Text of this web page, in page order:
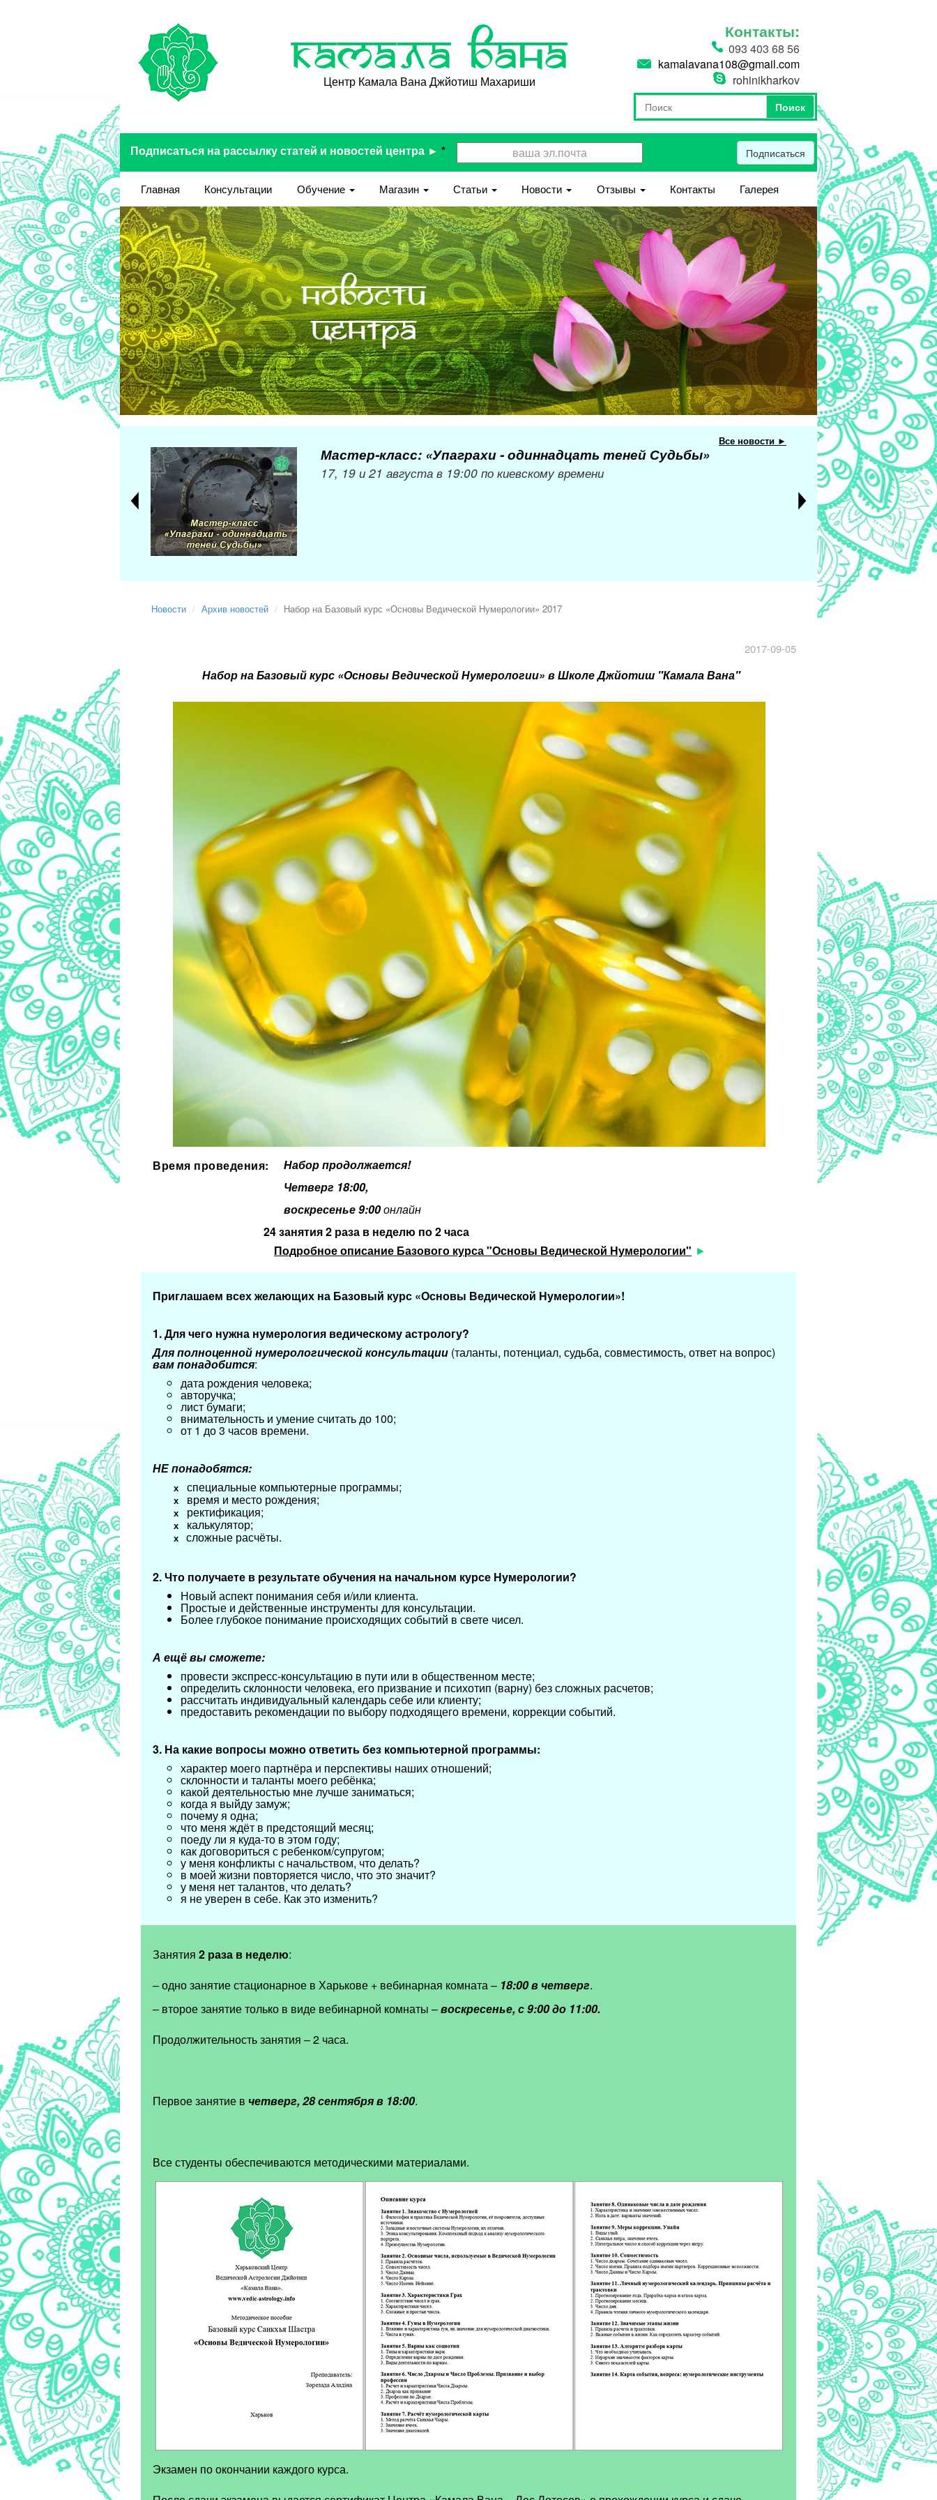
Камала Вана
Центр Камала Вана Джйотиш Махариши
Контакты:
093 403 68 56
kamalavana108@gmail.com
rohinikharkov
Форма поиска
Поиск
Поиск
Подписаться на рассылку статей и новостей центра ► * Подписаться
Главная Консультации Обучение Магазин Статьи Новости Отзывы Контакты Галерея
Все новости ►
Мастер-класс: «Упаграхи - одиннадцать теней Судьбы»
17, 19 и 21 августа в 19:00 по киевскому времени
Новости Архив новостей Набор на Базовый курс «Основы Ведической Нумерологии» 2017
2017-09-05
Набор на Базовый курс «Основы Ведической Нумерологии» в Школе Джйотиш "Камала Вана"
Время проведения:
Набор продолжается!
Четверг 18:00,
воскресенье 9:00онлайн
24 занятия 2 раза в неделю по 2 часа
Подробное описание Базового курса "Основы Ведической Нумерологии"
Приглашаем всех желающих на Базовый курс «Основы Ведической Нумерологии»!
1. Для чего нужна нумерология ведическому астрологу?
Для полноценной нумерологической консультации (таланты, потенциал, судьба, совместимость, ответ на вопрос)
вам понадобится:
дата рождения человека;
авторучка;
лист бумаги;
внимательность и умение считать до 100;
от 1 до 3 часов времени.
НЕ понадобятся:
х специальные компьютерные программы;
х время и место рождения;
х ректификация;
х калькулятор;
х сложные расчёты.
2. Что получаете в результате обучения на начальном курсе Нумерологии?
Новый аспект понимания себя и/или клиента.
Простые и действенные инструменты для консультации.
Более глубокое понимание происходящих событий в свете чисел.
А ещё вы сможете:
провести экспресс-консультацию в пути или в общественном месте;
определить склонности человека, его призвание и психотип (варну) без сложных расчетов;
рассчитать индивидуальный календарь себе или клиенту;
предоставить рекомендации по выбору подходящего времени, коррекции событий.
3. На какие вопросы можно ответить без компьютерной программы:
характер моего партнёра и перспективы наших отношений;
склонности и таланты моего ребёнка;
какой деятельностью мне лучше заниматься;
когда я выйду замуж;
почему я одна;
что меня ждёт в предстоящий месяц;
поеду ли я куда-то в этом году;
как договориться с ребенком/супругом;
у меня конфликты с начальством, что делать?
в моей жизни повторяется число, что это значит?
у меня нет талантов, что делать?
я не уверен в себе. Как это изменить?
Занятия 2 раза в неделю:
– одно занятие стационарное в Харькове + вебинарная комната – 18:00 в четверг.
– второе занятие только в виде вебинарной комнаты –воскресенье, с 9:00 до 11:00.
Продолжительность занятия –2 часа.
Первое занятие в четверг, 28 сентября в 18:00.
Все студенты обеспечиваются методическими материалами.
Экзамен по окончании каждого курса.